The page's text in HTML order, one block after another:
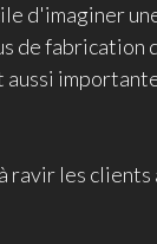
d'imaginer
de fabrication
ravir les clients